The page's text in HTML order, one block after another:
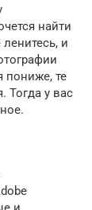
найти
и
пониже, те
Тогда у вас